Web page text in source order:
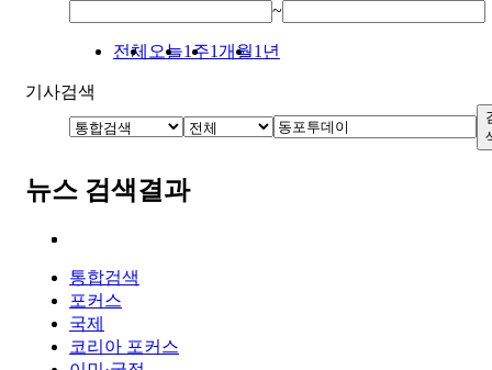
~
전체 오늘1주1개월1년
기사검색
뉴스 검색결과
통합검색
포커스
국제
코리아 포커스